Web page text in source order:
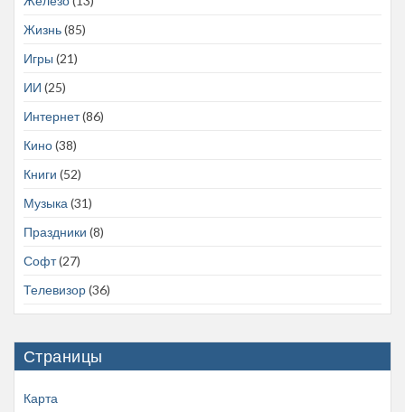
Жизнь(85)
Игры (21)
ИИ (25)
Интернет(86)
Кино(38)
Книги (52)
Музыка(31)
Праздники (8)
Софт(27)
Телевизор(36)
Страницы
Карта